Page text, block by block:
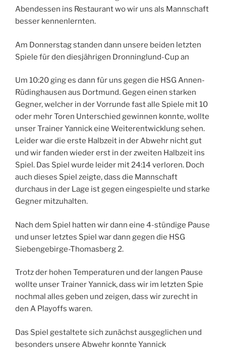
Abendessen ins Restaurant wo wir uns als Mannschaft
besser kennenlernten.
Am Donnerstag standen dann unsere beiden letzten
Spiele für den diesjährigen Dronninglund-Cup an
Um 10:20 ging es dann für uns gegen die HSG Annen-
Rüdinghausen aus Dortmund. Gegen einen starken
Gegner, welcher in der Vorrunde fast alle Spiele mit 10
oder mehr Toren Unterschied gewinnen konnte, wollte
unser Trainer Yannick eine Weiterentwicklung sehen.
Leider war die erste Halbzeit in der Abwehr nicht gut
und wir fanden wieder erst in der zweiten Halbzeit ins
Spiel. Das Spiel wurde leider mit 24:14 verloren. Doch
auch dieses Spiel zeigte, dass die Mannschaft
durchaus in der Lage ist gegen eingespielte und starke
Gegner mitzuhalten.
Nach dem Spiel hatten wir dann eine 4-stündige Pause
und unser letztes Spiel war dann gegen die HSG
Siebengebirge-Thomasberg 2.
Trotz der hohen Temperaturen und der langen Pause
wollte unser Trainer Yannick, dass wir im letzten Spie
nochmal alles geben und zeigen, dass wir zurecht in
den A Playoffs waren.
Das Spiel gestaltete sich zunächst ausgeglichen und
besonders unsere Abwehr konnte Yannick